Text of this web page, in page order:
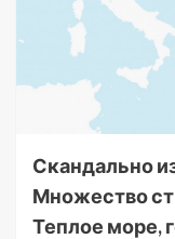
Скандально
Множество
Теплое море,